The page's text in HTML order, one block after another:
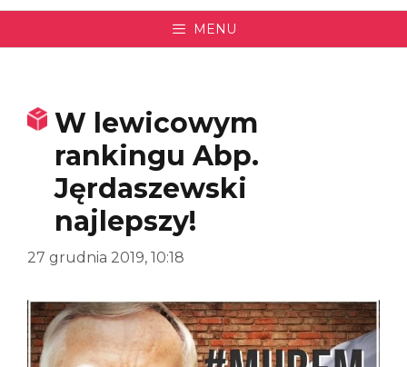
MENU
W lewicowym
rankingu Abp.
Jęrdaszewski
najlepszy!
27 grudnia 2019, 10:18